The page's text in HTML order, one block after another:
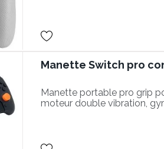
Manette Switch pro
Manette portable pro grip
moteur double vibration,